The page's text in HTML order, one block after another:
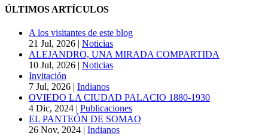
BLOG
ÚLTIMOS ARTÍCULOS
A los visitantes de este blog
21 Jul, 2026 | Noticias
ALEJANDRO, UNA MIRADA COMPARTIDA
10 Jul, 2026 | Noticias
Invitación
7 Jul, 2026 | Indianos
OVIEDO LA CIUDAD PALACIO 1880-1930
4 Dic, 2024 | Publicaciones
EL PANTEÓN DE SOMAO
26 Nov, 2024 | Indianos